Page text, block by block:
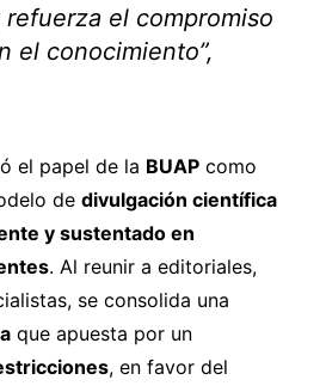
el compromiso
el conocimiento”,
el papel de la BUAPcomo
de divulgación científica
y sustentado en
. Al reunir a editoriales,
se consolida una
que apuesta por un
, en favor del